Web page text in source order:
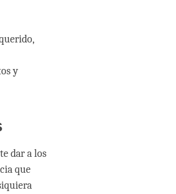
y
dar a los
que